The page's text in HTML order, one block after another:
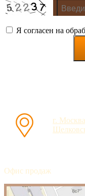
Я согласен на
г.
Офис продаж